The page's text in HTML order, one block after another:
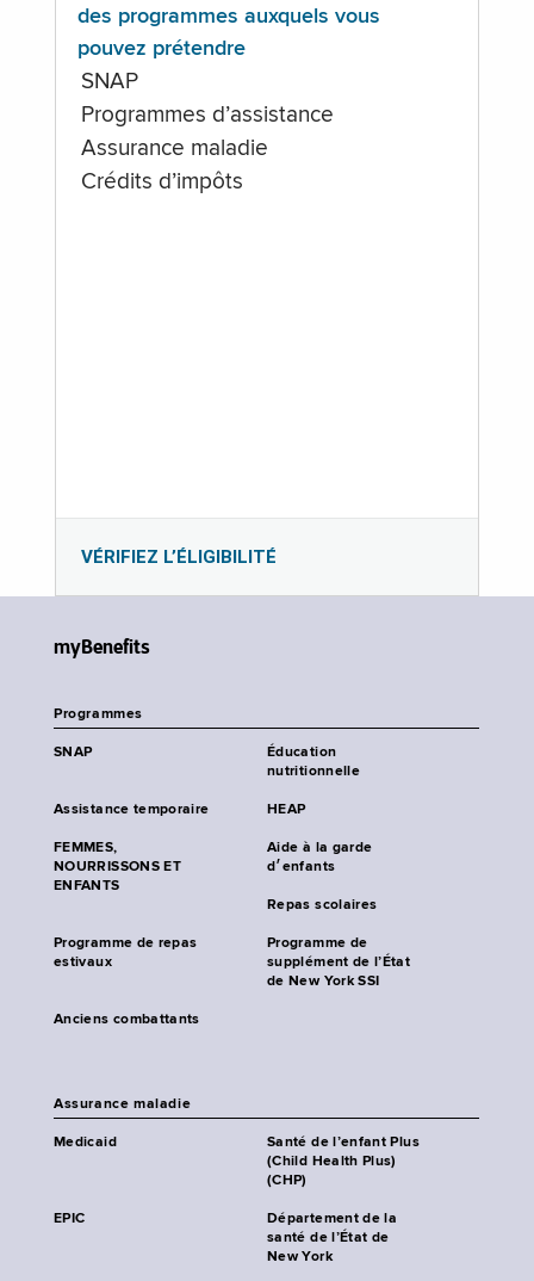
des programmes auxquels vous
pouvez prétendre
SNAP
Programmes d’assistance
Assurance maladie
Crédits d’impôts
VÉRIFIEZ L’ÉLIGIBILITÉ
myBenefits
Programmes
SNAP
Éducation
nutritionnelle
Assistance temporaire HEAP
FEMMES,
NOURRISSONS ET
ENFANTS
Aide à la garde
d׳enfants
Repas scolaires
Programme de repas
estivaux
Programme de
supplément de l’État
de New York SSI
Anciens combattants
Assurance maladie
Medicaid
Santé de l’enfant Plus
(Child Health Plus)
(CHP)
EPIC
Département de la
santé de l’État de
New York